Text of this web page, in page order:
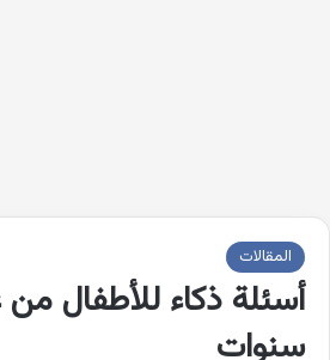
المقالات
سنوات